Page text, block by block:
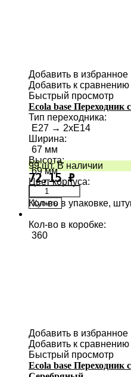
Добавить в избранное
Добавить к сравнению
Быстрый просмотр
Ecola base Переходник
Тип переходника:
E27 → 2хE14
Ширина:
67 мм
Высота:
69 мм
Цвет корпуса:
Кол-во в упаковке,
Кол-во в коробке:
360
99 шт. В наличии
72,15₽
Купить
Добавить в избранное
Добавить к сравнению
Быстрый просмотр
Ecola base Переходник